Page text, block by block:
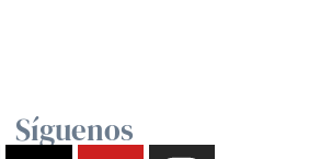
Síguenos